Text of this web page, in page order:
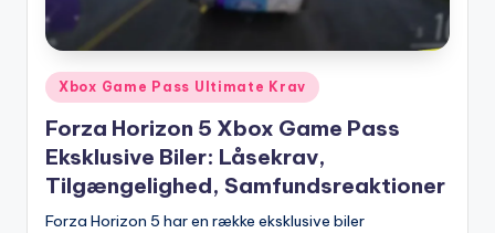
Posted
in
Xbox Game Pass Ultimate Krav
Forza Horizon 5 Xbox Game Pass
Eksklusive Biler: Låsekrav,
Tilgængelighed, Samfundsreaktioner
Forza Horizon 5 har en række eksklusive biler